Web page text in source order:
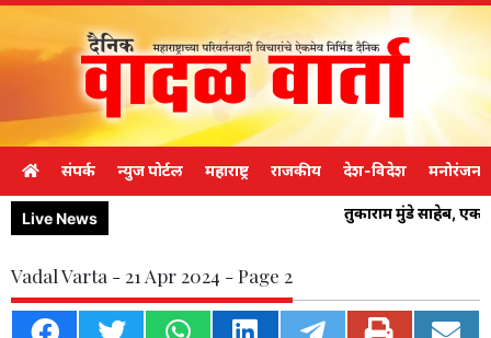
संपर्क न्युज पोर्टल महाराष्ट्र राजकीय देश-विदेश मनोरंजन
Live News तुकाराम मुंडे साहेब,
Vadal Varta - 21 Apr 2024 - Page 2